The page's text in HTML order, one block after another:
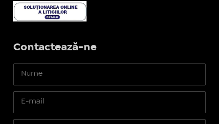
Contactează-ne